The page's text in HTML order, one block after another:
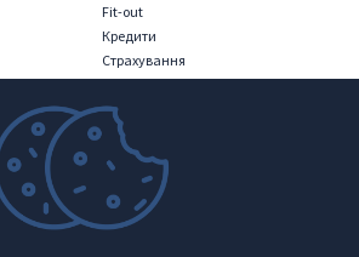
Fit-out
Кредити
Страхування
Релокація
Послуги для консультантів
Міжнародна нерухомість
Нерухомість Поза Ринком
Інвестиційна нерухомість
Second Home
Готельний оператор